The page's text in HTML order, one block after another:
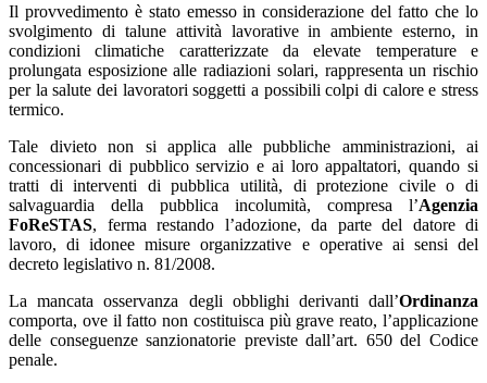
Il provvedimento è stato emesso in considerazione del fatto che lo
svolgimento di talune attività lavorative in ambiente esterno, in
condizioni climatiche caratterizzate da elevate temperature e
prolungata esposizione alle radiazioni solari, rappresenta un rischio
per la salute dei lavoratori soggetti a possibili colpi di calore e stress
termico.
Tale divieto non si applica alle pubbliche amministrazioni, ai
concessionari di pubblico servizio e ai loro appaltatori, quando si
tratti di interventi di pubblica utilità, di protezione civile o di
salvaguardia della pubblica incolumità, compresa l’Agenzia
FoReSTAS, ferma restando l’adozione, da parte del datore di
lavoro, di idonee misure organizzative e operative ai sensi del
decreto legislativo n. 81/2008.
La mancata osservanza degli obblighi derivanti dall’Ordinanza
comporta, ove il fatto non costituisca più grave reato, l’applicazione
delle conseguenze sanzionatorie previste dall’art. 650 del Codice
penale.